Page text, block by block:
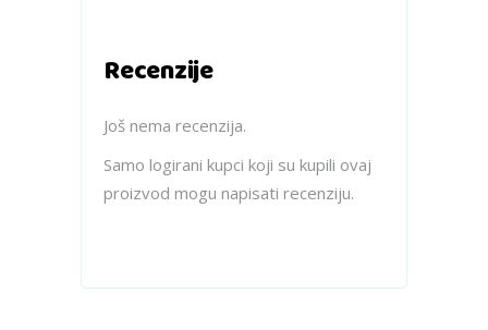
Recenzije
Još nema recenzija.
Samo logirani kupci koji su kupili ovaj
proizvod mogu napisati recenziju.